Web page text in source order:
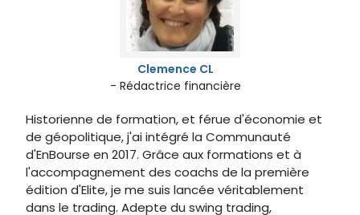
Clemence CL
- Rédactrice financière
Historienne de formation, et férue d'économie et
de géopolitique, j'ai intégré la Communauté
d'EnBourse en 2017. Grâce aux formations et à
l'accompagnement des coachs de la première
édition d'Elite, je me suis lancée véritablement
dans le trading. Adepte du swing trading,